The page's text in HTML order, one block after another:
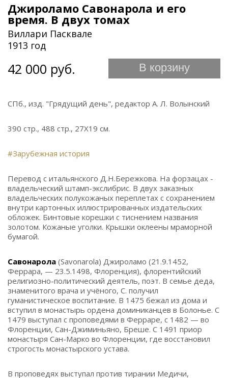
Джироламо Савонарола и его
время. В двух томах
Виллари Пасквале
1913 год
42 000 руб. В корзину
СПб., изд. "Грядущий день", редактор А. Л. Волынский
390 стр., 488 стр., 27Х19 см.
#Зарубежная история
Перевод с итальянского Д.Н.Бережкова. На форзацах -
владельческий штамп-экслибрис. В двух заказных
владельческих полукожаных переплетах с сохранением
внутри картонных иллюстрированных издательских
обложек. Бинтовые корешки с тиснением названия
золотом. Кожаные уголки. Крышки оклеены мраморной
бумагой.
Савонарола (Savonarola) Джироламо (21.9.1452,
Феррара, — 23.5.1498, Флоренция), флорентийский
религиозно-политический деятель, поэт. В семье деда,
знаменитого врача и учёного, С. получил
гуманистическое воспитание. В 1475 бежал из дома и
вступил в монастырь ордена доминиканцев в Болонье. С
1479 выступал с проповедями в Ферраре, с 1482 — во
Флоренции, Сан-Джиминьяно, Бреше. С 1491 приор
монастыря Сан-Марко во Флоренции, где восстановил
строгость монастырского устава.
В проповедях выступал против тирании Медичи,